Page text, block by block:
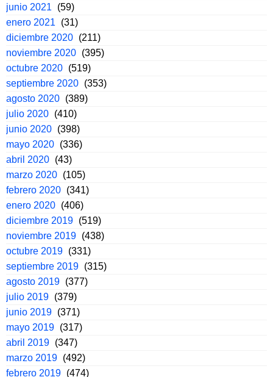
junio 2021
(59)
enero 2021
(31)
diciembre 2020 (211)
noviembre 2020 (395)
octubre 2020 (519)
septiembre 2020 (353)
agosto 2020 (389)
julio 2020 (410)
junio 2020 (398)
mayo 2020 (336)
abril 2020 (43)
marzo 2020 (105)
febrero 2020 (341)
enero 2020 (406)
diciembre 2019 (519)
noviembre 2019 (438)
octubre 2019 (331)
septiembre 2019 (315)
agosto 2019 (377)
julio 2019 (379)
junio 2019 (371)
mayo 2019 (317)
abril 2019 (347)
marzo 2019 (492)
febrero 2019 (474)